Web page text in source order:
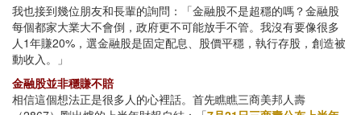
我也接到幾位朋友和長輩的詢問：「金融股不是超穩的嗎？金融股
每個都家大業大不會倒，政府更不可能放手不管。我沒有要像很多
人1年賺20%，選金融股是固定配息、股價平穩，執行存股，創造被
動收入。」
金融股並非穩賺不賠
相信這個想法正是很多人的心裡話。首先瞧瞧三商美邦人壽